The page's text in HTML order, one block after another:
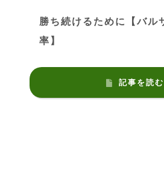
勝ち続けるために【バル
率】
記事を読む